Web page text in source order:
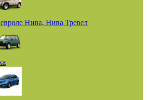
Нива, Нива Тревел